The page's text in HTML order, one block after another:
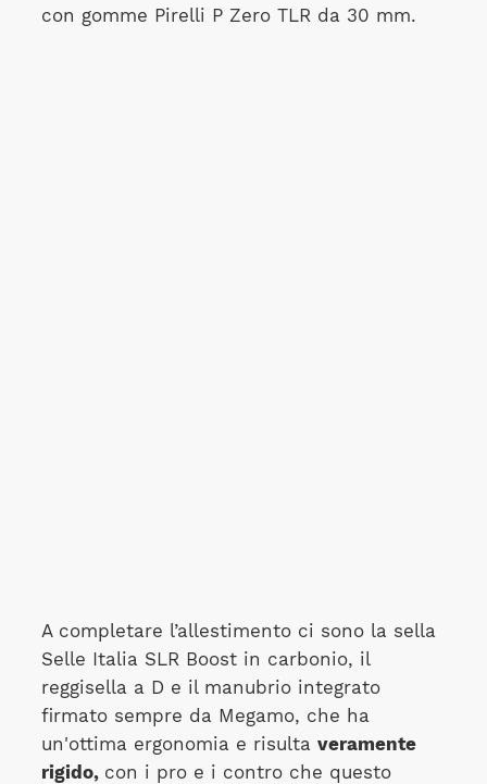
con gomme Pirelli P Zero TLR da 30 mm.
A completare l’allestimento ci sono la sella
Selle Italia SLR Boost in carbonio, il
reggisella a D e il manubrio integrato
firmato sempre da Megamo, che ha
un'ottima ergonomia e risulta veramente
rigido, con i pro e i contro che questo